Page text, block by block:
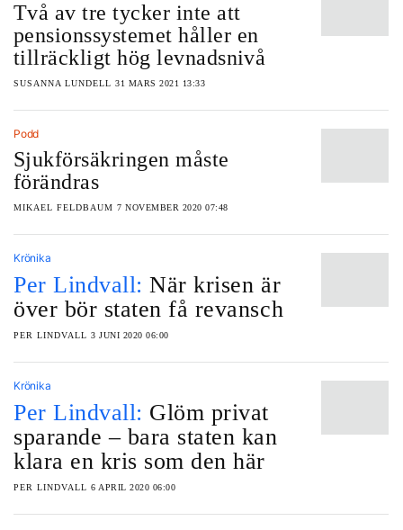
Två av tre tycker inte att
pensionssystemet håller en
tillräckligt hög levnadsnivå
SUSANNA LUNDELL 31 MARS 2021 13:33
Podd
Sjukförsäkringen måste
förändras
MIKAEL FELDBAUM 7 NOVEMBER 2020 07:48
Krönika
Per Lindvall: När krisen är
över bör staten få revansch
PER LINDVALL 3 JUNI 2020 06:00
Krönika
Per Lindvall: Glöm privat
sparande ‒ bara staten kan
klara en kris som den här
PER LINDVALL 6 APRIL 2020 06:00